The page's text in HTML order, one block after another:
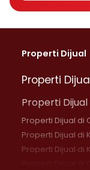
Properti Dijual
Properti
Properti
Properti Dijual di
Properti Dijual di
Properti Dijual di